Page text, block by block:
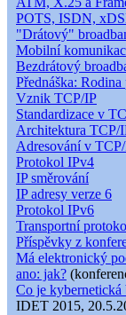
POTS, ISDN,
"Drátový"
Mobilní
Bezdrátový
Přednáška:
Vznik TCP/IP
Standardizace v
Architektura TCP/
Adresování v
Protokol IPv4
IP směrování
IP adresy verze 6
Protokol IPv6
Transportní
Příspěvky z
Má elektronický
ano: jak?
Co je kybernetická
IDET 2015,